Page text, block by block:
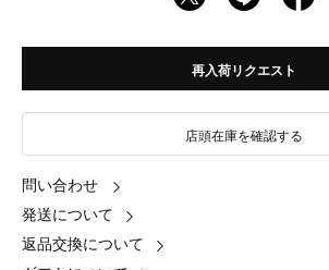
再入荷リクエスト
店頭在庫を確認する
問い合わせ
発送について
返品交換について